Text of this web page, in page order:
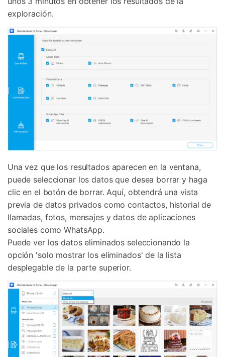
exploración.
Una vez que los resultados aparecen en la ventana,
puede seleccionar los datos que desea borrar y haga
clic en el botón de borrar. Aquí, obtendrá una vista
previa de datos privados como contactos, historial de
llamadas, fotos, mensajes y datos de aplicaciones
sociales como WhatsApp.
Puede ver los datos eliminados seleccionando la
opción 'solo mostrar los eliminados' de la lista
desplegable de la parte superior.